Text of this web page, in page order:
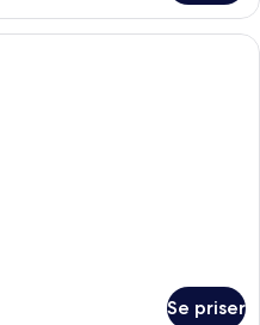
Et hotelværelse med seng, sofa,
Se priser